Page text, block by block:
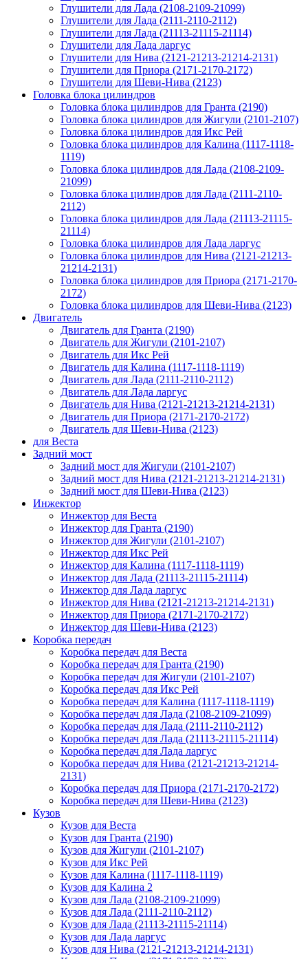
Глушители для Лада (2108-2109-21099)
Глушители для Лада (2111-2110-2112)
Глушители для Лада (21113-21115-21114)
Глушители для Лада ларгус
Глушители для Нива (2121-21213-21214-2131)
Глушители для Приора (2171-2170-2172)
Глушители для Шеви-Нива (2123)
Головка блока цилиндров
Головка блока цилиндров для Гранта (2190)
Головка блока цилиндров для Жигули (2101-2107)
Головка блока цилиндров для Икс Рей
Головка блока цилиндров для Калина (1117-1118-
1119)
Головка блока цилиндров для Лада (2108-2109-
21099)
Головка блока цилиндров для Лада (2111-2110-
2112)
Головка блока цилиндров для Лада (21113-21115-
21114)
Головка блока цилиндров для Лада ларгус
Головка блока цилиндров для Нива (2121-21213-
21214-2131)
Головка блока цилиндров для Приора (2171-2170-
2172)
Головка блока цилиндров для Шеви-Нива (2123)
Двигатель
Двигатель для Гранта (2190)
Двигатель для Жигули (2101-2107)
Двигатель для Икс Рей
Двигатель для Калина (1117-1118-1119)
Двигатель для Лада (2111-2110-2112)
Двигатель для Лада ларгус
Двигатель для Нива (2121-21213-21214-2131)
Двигатель для Приора (2171-2170-2172)
Двигатель для Шеви-Нива (2123)
для Веста
Задний мост
Задний мост для Жигули (2101-2107)
Задний мост для Нива (2121-21213-21214-2131)
Задний мост для Шеви-Нива (2123)
Инжектор
Инжектор для Веста
Инжектор для Гранта (2190)
Инжектор для Жигули (2101-2107)
Инжектор для Икс Рей
Инжектор для Калина (1117-1118-1119)
Инжектор для Лада (21113-21115-21114)
Инжектор для Лада ларгус
Инжектор для Нива (2121-21213-21214-2131)
Инжектор для Приора (2171-2170-2172)
Инжектор для Шеви-Нива (2123)
Коробка передач
Коробка передач для Веста
Коробка передач для Гранта (2190)
Коробка передач для Жигули (2101-2107)
Коробка передач для Икс Рей
Коробка передач для Калина (1117-1118-1119)
Коробка передач для Лада (2108-2109-21099)
Коробка передач для Лада (2111-2110-2112)
Коробка передач для Лада (21113-21115-21114)
Коробка передач для Лада ларгус
Коробка передач для Нива (2121-21213-21214-
2131)
Коробка передач для Приора (2171-2170-2172)
Коробка передач для Шеви-Нива (2123)
Кузов
Кузов для Веста
Кузов для Гранта (2190)
Кузов для Жигули (2101-2107)
Кузов для Икс Рей
Кузов для Калина (1117-1118-1119)
Кузов для Калина 2
Кузов для Лада (2108-2109-21099)
Кузов для Лада (2111-2110-2112)
Кузов для Лада (21113-21115-21114)
Кузов для Лада ларгус
Кузов для Нива (2121-21213-21214-2131)